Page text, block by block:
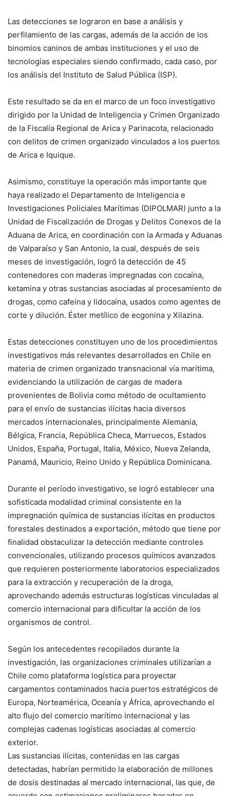
Las detecciones se lograron en base a análisis y
perfilamiento de las cargas, además de la acción de los
binomios caninos de ambas instituciones y el uso de
tecnologías especiales siendo confirmado, cada caso, por
los análisis del Instituto de Salud Pública (ISP).
Este resultado se da en el marco de un foco investigativo
dirigido por la Unidad de Inteligencia y Crimen Organizado
de la Fiscalía Regional de Arica y Parinacota, relacionado
con delitos de crimen organizado vinculados a los puertos
de Arica e Iquique.
Asimismo, constituye la operación más importante que
haya realizado el Departamento de Inteligencia e
Investigaciones Policiales Marítimas (DIPOLMAR) junto a la
Unidad de Fiscalización de Drogas y Delitos Conexos de la
Aduana de Arica, en coordinación con la Armada y Aduanas
de Valparaíso y San Antonio, la cual, después de seis
meses de investigación, logró la detección de 45
contenedores con maderas impregnadas con cocaína,
ketamina y otras sustancias asociadas al procesamiento de
drogas, como cafeína y lidocaína, usados como agentes de
corte y dilución. Éster metílico de ecgonina y Xilazina.
Estas detecciones constituyen uno de los procedimientos
investigativos más relevantes desarrollados en Chile en
materia de crimen organizado transnacional vía marítima,
evidenciando la utilización de cargas de madera
provenientes de Bolivia como método de ocultamiento
para el envío de sustancias ilícitas hacia diversos
mercados internacionales, principalmente Alemania,
Bélgica, Francia, República Checa, Marruecos, Estados
Unidos, España, Portugal, Italia, México, Nueva Zelanda,
Panamá, Mauricio, Reino Unido y República Dominicana.
Durante el período investigativo, se logró establecer una
sofisticada modalidad criminal consistente en la
impregnación química de sustancias ilícitas en productos
forestales destinados a exportación, método que tiene por
finalidad obstaculizar la detección mediante controles
convencionales, utilizando procesos químicos avanzados
que requieren posteriormente laboratorios especializados
para la extracción y recuperación de la droga,
aprovechando además estructuras logísticas vinculadas al
comercio internacional para dificultar la acción de los
organismos de control.
Según los antecedentes recopilados durante la
investigación, las organizaciones criminales utilizarían a
Chile como plataforma logística para proyectar
cargamentos contaminados hacia puertos estratégicos de
Europa, Norteamérica, Oceanía y África, aprovechando el
alto flujo del comercio marítimo internacional y las
complejas cadenas logísticas asociadas al comercio
exterior.
Las sustancias ilícitas, contenidas en las cargas
detectadas, habrían permitido la elaboración de millones
de dosis destinadas al mercado internacional, las que, de